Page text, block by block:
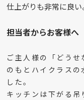
仕上がりも非常に良い
担当者からお客様へ
ご主人様の「どう
のもとハイクラスの
した。
キッチンは下がる吊